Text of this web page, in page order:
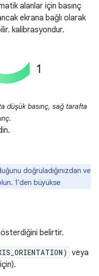
alanlar için basınç
ekrana bağlı olarak
kalibrasyondur.
düşük basınç, sağ tarafta
doğruladığınızdan ve
1'den büyükse
belirtir.
veya